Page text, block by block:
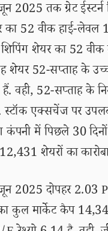
2025 तक ग्रेट ईस्टर्न
का 52 वीक हाई-लेवल
शेयर का 52
शेयर 52-सप्ताह के
वही, 52-सप्ताह के
स्टॉक एक्सचेंज पर
कंपनी में पिछले 30
शेयरों का
2025 दोपहर 2.03
कुल मार्केट कैप